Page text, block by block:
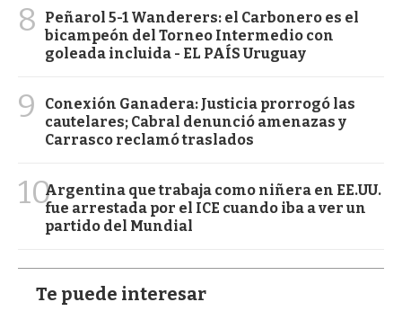
8
Peñarol 5-1 Wanderers: el Carbonero es el
bicampeón del Torneo Intermedio con
goleada incluida - EL PAÍS Uruguay
9
Conexión Ganadera: Justicia prorrogó las
cautelares; Cabral denunció amenazas y
Carrasco reclamó traslados
10Argentina que trabaja como niñera en EE.UU.
fue arrestada por el ICE cuando iba a ver un
partido del Mundial
Te puede interesar